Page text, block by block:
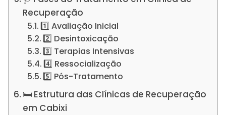
Recuperação
1️⃣ Avaliação Inicial
2️⃣ Desintoxicação
3️⃣ Terapias Intensivas
4️⃣ Ressocialização
5️⃣ Pós-Tratamento
🛏️ Estrutura das Clínicas de Recuperação
em Cabixi